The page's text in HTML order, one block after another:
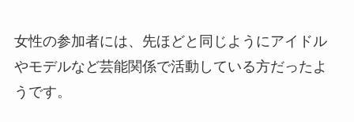
女性の参加者には、先ほどと同じようにアイドル
やモデルなど芸能関係で活動している方だったよ
うです。